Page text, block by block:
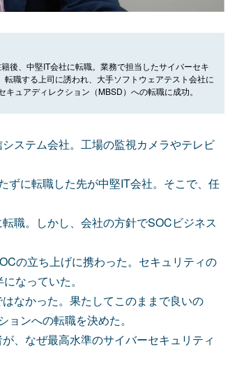
後、中堅IT会社に転職。業務で担当したサイバーセキ
職する上司に誘われ、大手ソフトウェアテスト会社に
ュアディレクション（MBSD）への転職に成功。
ステム会社。工場の監視カメラやテレビ
ずに転職した先が中堅IT会社。そこで、任
職。しかし、会社の方針でSOCビジネス
の立ち上げに携わった。セキュリティの
なっていた。
なかった。果たしてこのままで良いの
ンへの転職を決めた。
、なぜ最高水準のサイバーセキュリティ